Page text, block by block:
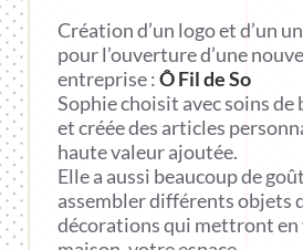
Création d’un logo et d’un
pour l’ouverture d’une
entreprise :Ô Fil de So
Sophie choisit avec soins de
et créée des articles
haute valeur ajoutée.
Elle a aussi beaucoup de
assembler différents objets
décorations qui mettront